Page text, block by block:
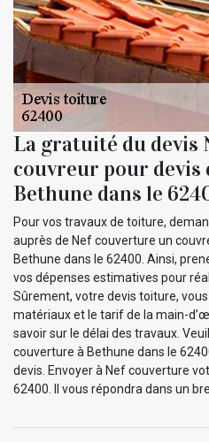
La gratuité du devis
couvreur pour devis
Bethune dans le
Pour vos travaux de toiture,
auprès de Nef couverture un
Bethune dans le 62400. Ainsi,
vos dépenses estimatives pour
Sûrement, votre devis toiture,
matériaux et le tarif de la main-
savoir sur le délai des travaux.
couverture à Bethune dans le
devis. Envoyer à Nef couverture
62400. Il vous répondra dans un